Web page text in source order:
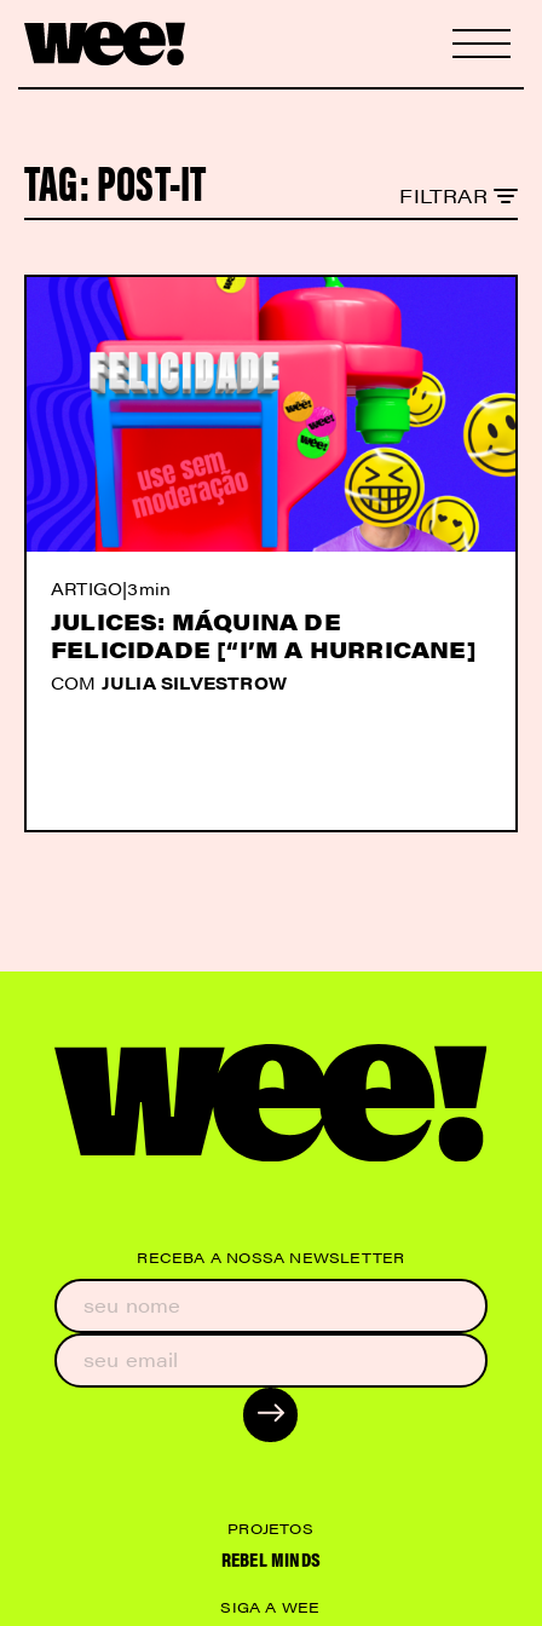
TAG:POST-IT FILTRAR
ARTIGO|3min
JULICES: MÁQUINA DE
FELICIDADE [“I’M A HURRICANE]
COM JULIA SILVESTROW
RECEBA A NOSSA NEWSLETTER
PROJETOS
REBEL MINDS
SIGA A WEE